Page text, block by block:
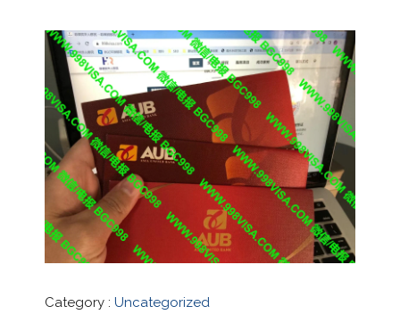
Category : Uncategorized